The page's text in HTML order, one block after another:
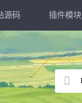
源码 插件模块